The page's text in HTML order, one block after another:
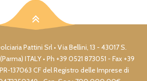
Pattini Srl • Via Bellini, 13 - 43017 S.
ITALY • Ph +39 0521 873051 - Fax +39
137063 CF del Registro delle Imprese di